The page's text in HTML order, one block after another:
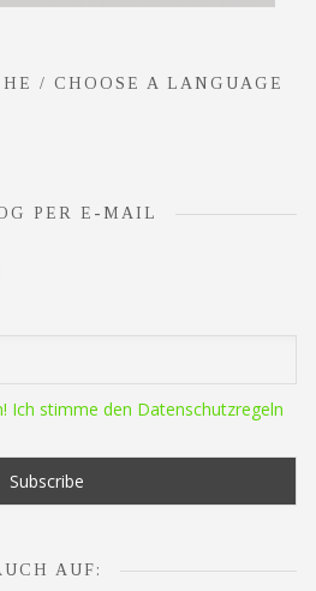
/ CHOOSE A LANGUAGE
PER E-MAIL
Ich stimme den Datenschutzregeln
AUF: